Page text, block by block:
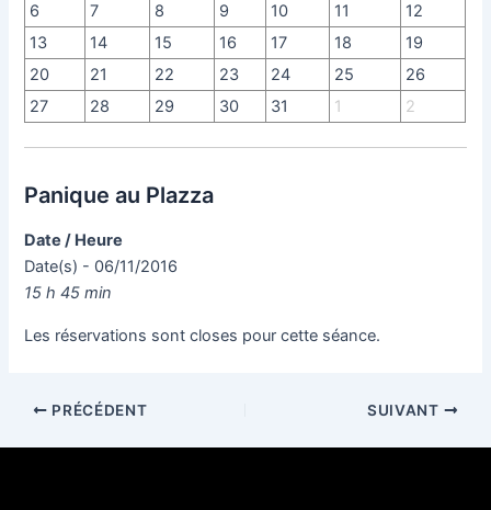
6
7 8 9 10 11
12
13
14 15 16 17 18
19
20
21 22 23 24 25
26
27
28 29 30 31 1 2
Panique au Plazza
Date / Heure
Date(s) - 06/11/2016
15 h 45 min
Les réservations sont closes pour cette séance.
PRÉCÉDENT SUIVANT